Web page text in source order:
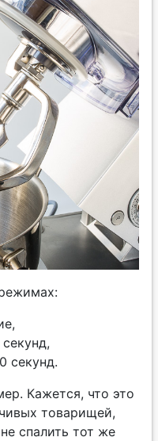
секунд.
Кажется, что это
товарищей,
спалить тот же